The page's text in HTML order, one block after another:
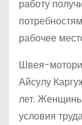
работу
рабочее
Швея-
Айсулу
лет. Женщины
условия